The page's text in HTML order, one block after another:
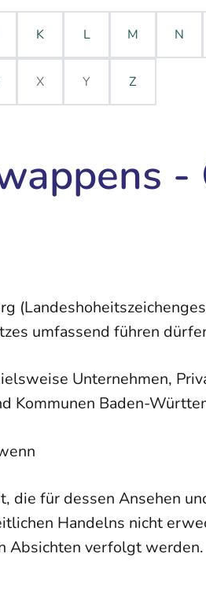
K L M N
X Y Z
-
umfassend führen
Unternehmen,
Kommunen Baden-
die für dessen Ansehen
Handelns nicht
Absichten verfolgt werden.